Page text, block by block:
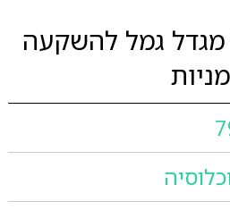
מגדל גמל להשקעה
מניות